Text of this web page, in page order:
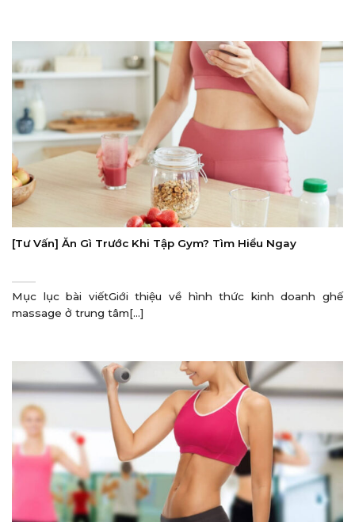
[Tư Vấn] Ăn Gì Trước Khi Tập Gym? Tìm Hiểu Ngay
Mục lục bài viếtGiới thiệu về hình thức kinh doanh ghế
massage ở trung tâm[...]